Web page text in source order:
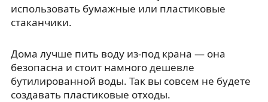
использовать бумажные или пластиковые
стаканчики.
Дома лучше пить воду из-под крана — она
безопасна и стоит намного дешевле
бутилированной воды. Так вы совсем не будете
создавать пластиковые отходы.